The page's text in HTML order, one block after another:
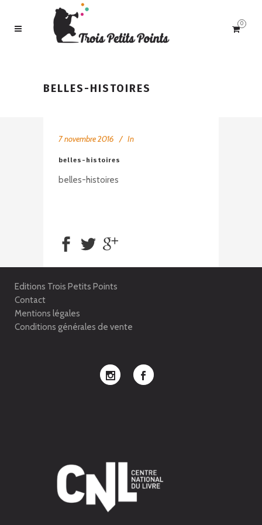
0
BELLES-HISTOIRES
7 novembre 2016 In
belles-histoires
belles-histoires
Editions Trois Petits Points
Contact
Mentions légales
Conditions générales de vente